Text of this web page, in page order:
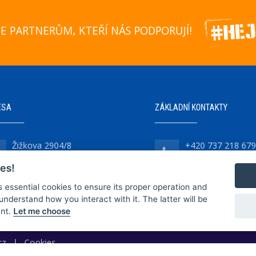
PARTNERŮM, KTEŘÍ NÁS PODPORUJÍ!
Žižkova 2904/8
ZÁKLADNÍ KONTAKTY
+420 737 218 679
| Cookies
essential cookies to ensure its proper operation and
how you interact with it. The latter will be
Let me choose